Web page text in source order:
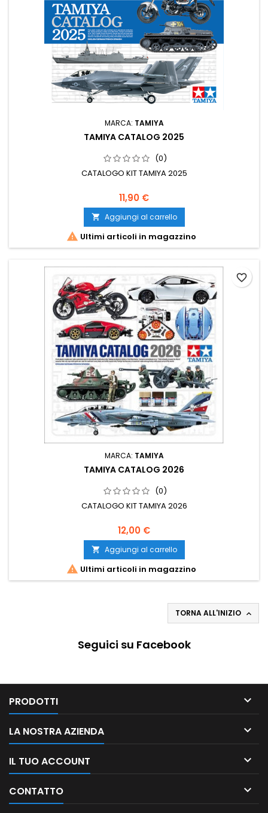
MARCA: TAMIYA
TAMIYA CATALOG 2025
(0)
CATALOGO KIT TAMIYA 2025
11,90 €
 Aggiungi al carrello
 Ultimi articoli in magazzino
MARCA: TAMIYA
TAMIYA CATALOG 2026
(0)
CATALOGO KIT TAMIYA 2026
12,00 €
 Aggiungi al carrello
 Ultimi articoli in magazzino
favorite_border
TORNA ALL'INIZIO 
Seguici su Facebook
PRODOTTI 
LA NOSTRA AZIENDA 
IL TUO ACCOUNT 
CONTATTO 